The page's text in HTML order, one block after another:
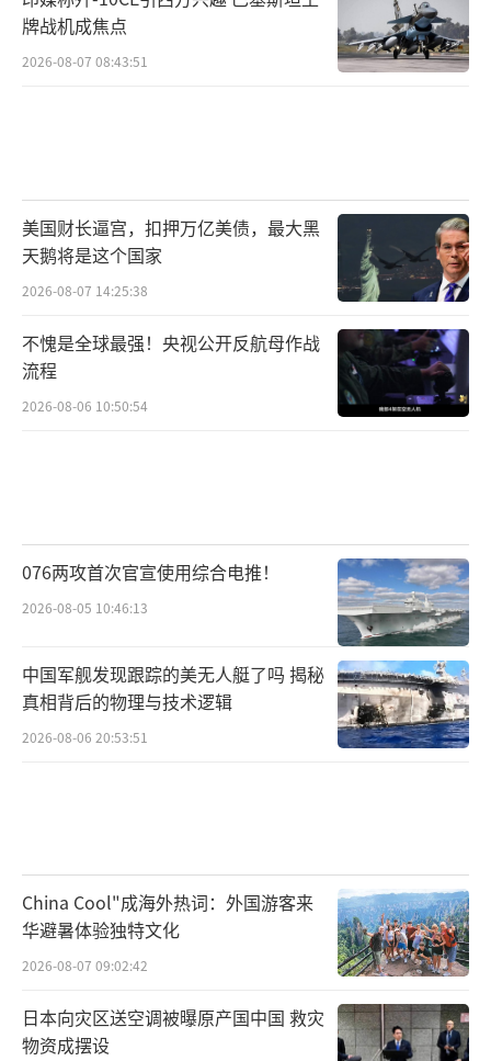
牌战机成焦点
2026-08-07 08:43:51
美国财长逼宫，扣押万亿美债，最大黑
天鹅将是这个国家
2026-08-07 14:25:38
不愧是全球最强！央视公开反航母作战
流程
2026-08-06 10:50:54
076两攻首次官宣使用综合电推！
2026-08-05 10:46:13
中国军舰发现跟踪的美无人艇了吗 揭秘
真相背后的物理与技术逻辑
2026-08-06 20:53:51
China Cool"成海外热词：外国游客来
华避暑体验独特文化
2026-08-07 09:02:42
日本向灾区送空调被曝原产国中国 救灾
物资成摆设